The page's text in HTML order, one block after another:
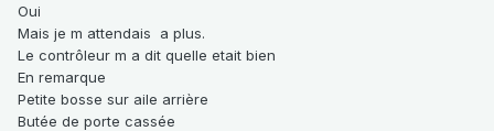
Oui
Mais je m attendais a plus.
Le contrôleur m a dit quelle etait bien
En remarque
Petite bosse sur aile arrière
Butée de porte cassée